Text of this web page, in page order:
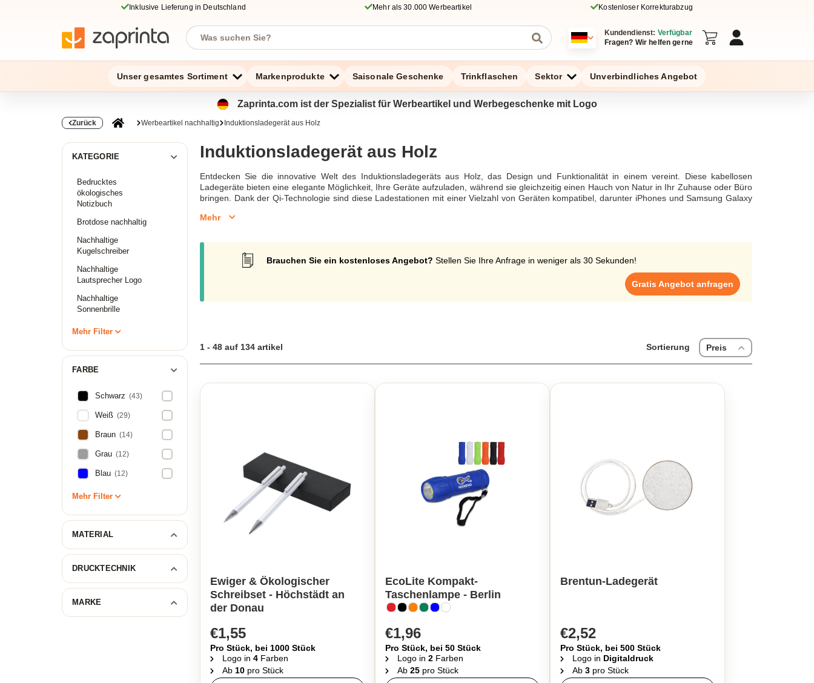
Inklusive Lieferung in Deutschland Mehr als 30.000 Werbeartikel Kostenloser Korrekturabzug
Kundendienst: Verfügbar
Fragen? Wir helfen gerne
Unser gesamtes Sortiment Markenprodukte Saisonale Geschenke Trinkflaschen Sektor Unverbindliches Angebot
Zaprinta.com ist der Spezialist für Werbeartikel und Werbegeschenke mit Logo
Zurück Werbeartikel nachhaltig Induktionsladegerät aus Holz
KATEGORIE
Bedrucktes
ökologisches
Notizbuch
Brotdose nachhaltig
Nachhaltige
Kugelschreiber
Nachhaltige
Lautsprecher Logo
Nachhaltige
Sonnenbrille
Mehr Filter
FARBE
Schwarz (43)
Weiß (29)
Braun (14)
Grau (12)
Blau (12)
Mehr Filter
MATERIAL
DRUCKTECHNIK
MARKE
Induktionsladegerät aus Holz
Entdecken Sie die innovative Welt des Induktionsladegeräts aus Holz, das Design und Funktionalität in einem vereint. Diese kabellosen
Ladegeräte bieten eine elegante Möglichkeit, Ihre Geräte aufzuladen, während sie gleichzeitig einen Hauch von Natur in Ihr Zuhause oder Büro
bringen. Dank der Qi-Technologie sind diese Ladestationen mit einer Vielzahl von Geräten kompatibel, darunter iPhones und Samsung Galaxy
erleichtert. Mit einer Leistung von 10W bietet es schnelles und effizientes Aufladen. Die kabellosen Ladestationen aus Holz sind in
macht.Für diejenigen, die nach einer personalisierten Note suchen, gibt es die Möglichkeit der Lasergravur, um das Ladegerät einzigartig zu
machen. Diese Ladestationen sind ideal für das Home Office, da sie nicht nur als Ladegerät, sondern auch als Organizer dienen. Das kabellose
Ladegerät aus Holz schützt Ihre Geräte und bietet gleichzeitig eine elegante und nachhaltige Lösung für den täglichen Gebrauch.Zusätzlich zu
ihrer hohen Funktionalität sind diese Ladegeräte mit Sicherheitsfunktionen wie Überspannungsschutz ausgestattet, um Ihre Geräte sicher zu
halten. Entdecken Sie die Vielseitigkeit dieser hochwertigen, kabellosen Ladegeräte, die nicht nur funktional sind, sondern auch einen
umweltfreundlichen Lebensstil fördern. Erleben Sie die perfekte Kombination aus Technologie und Natur mit einem Induktionsladegerät aus
Mehr
Brauchen Sie ein kostenloses Angebot? Stellen Sie Ihre Anfrage in weniger als 30 Sekunden!
Gratis Angebot anfragen
1 - 48 auf 134 artikel Sortierung Preis
Ewiger & Ökologischer
Schreibset - Höchstädt an
der Donau
€1,55
Pro Stück, bei 1000 Stück
Logo in 4 Farben
Ab 10 pro Stück
EcoLite Kompakt-
Taschenlampe - Berlin
€1,96
Pro Stück, bei 50 Stück
Logo in 2Farben
Ab 25pro Stück
Brentun-Ladegerät
€2,52
Pro Stück, bei 500 Stück
Logo in Digitaldruck
Ab 3pro Stück